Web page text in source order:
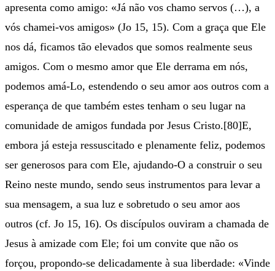
apresenta como amigo: «Já não vos chamo servos (…), a
vós chamei-vos amigos» (Jo 15, 15). Com a graça que Ele
nos dá, ficamos tão elevados que somos realmente seus
amigos. Com o mesmo amor que Ele derrama em nós,
podemos amá-Lo, estendendo o seu amor aos outros com a
esperança de que também estes tenham o seu lugar na
comunidade de amigos fundada por Jesus Cristo.[80]E,
embora já esteja ressuscitado e plenamente feliz, podemos
ser generosos para com Ele, ajudando-O a construir o seu
Reino neste mundo, sendo seus instrumentos para levar a
sua mensagem, a sua luz e sobretudo o seu amor aos
outros (cf. Jo 15, 16). Os discípulos ouviram a chamada de
Jesus à amizade com Ele; foi um convite que não os
forçou, propondo-se delicadamente à sua liberdade: «Vinde